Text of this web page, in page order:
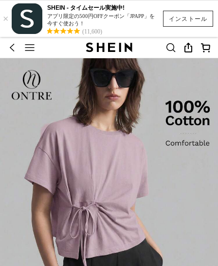
インストール
×
SHEIN - タイムセール実施中!
アプリ限定の500円OFFクーポン「JPAPP」を
今すぐ使おう！
(11,600)